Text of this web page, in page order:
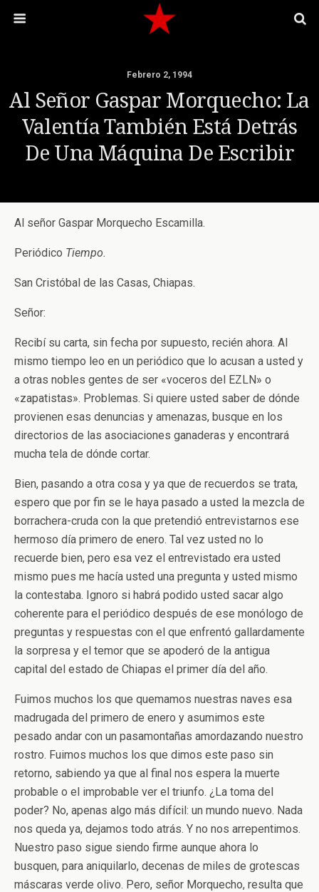
Febrero 2, 1994
Al Señor Gaspar Morquecho: La
Valentía También Está Detrás
De Una Máquina De Escribir
Al señor Gaspar Morquecho Escamilla.
Periódico Tiempo.
San Cristóbal de las Casas, Chiapas.
Señor:
Recibí su carta, sin fecha por supuesto, recién ahora. Al
mismo tiempo leo en un periódico que lo acusan a usted y
a otras nobles gentes de ser «voceros del EZLN» o
«zapatistas». Problemas. Si quiere usted saber de dónde
provienen esas denuncias y amenazas, busque en los
directorios de las asociaciones ganaderas y encontrará
mucha tela de dónde cortar.
Bien, pasando a otra cosa y ya que de recuerdos se trata,
espero que por fin se le haya pasado a usted la mezcla de
borrachera-cruda con la que pretendió entrevistarnos ese
hermoso día primero de enero. Tal vez usted no lo
recuerde bien, pero esa vez el entrevistado era usted
mismo pues me hacía usted una pregunta y usted mismo
la contestaba. Ignoro si habrá podido usted sacar algo
coherente para el periódico después de ese monólogo de
preguntas y respuestas con el que enfrentó gallardamente
la sorpresa y el temor que se apoderó de la antigua
capital del estado de Chiapas el primer día del año.
Fuimos muchos los que quemamos nuestras naves esa
madrugada del primero de enero y asumimos este
pesado andar con un pasamontañas amordazando nuestro
rostro. Fuimos muchos los que dimos este paso sin
retorno, sabiendo ya que al final nos espera la muerte
probable o el improbable ver el triunfo. ¿La toma del
poder? No, apenas algo más difícil: un mundo nuevo. Nada
nos queda ya, dejamos todo atrás. Y no nos arrepentimos.
Nuestro paso sigue siendo firme aunque ahora lo
busquen, para aniquilarlo, decenas de miles de grotescas
máscaras verde olivo. Pero, señor Morquecho, resulta que